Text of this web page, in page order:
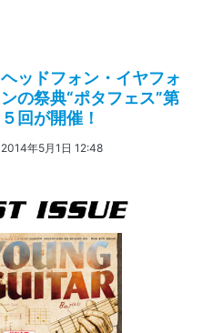
ヘッドフォン・イヤフォ
ンの祭典“ポタフェス”第
５回が開催！
2014年5月1日 12:48